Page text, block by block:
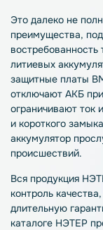
Это далеко не
преимущества,
литиевых
защитные платы
отключают АКБ
ограничивают ток
и короткого
аккумулятор
происшествий.
Вся продукция
контроль
длительную
каталоге НЭТЕР